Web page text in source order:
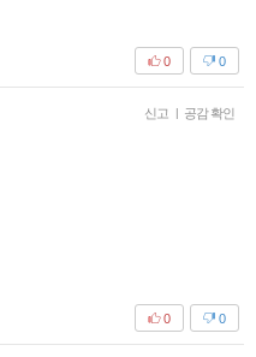
0
0
신고 | 공감 확인
0
0